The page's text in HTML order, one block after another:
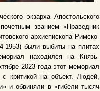
экзарха Апостольского
званием «Праведник
архиепископа Римско-
1953) были выбиты на плитах
находился на Князь-
2023 года этот мемориал
критикой на объект. Людей,
и обвиняли в «гибели тысяч